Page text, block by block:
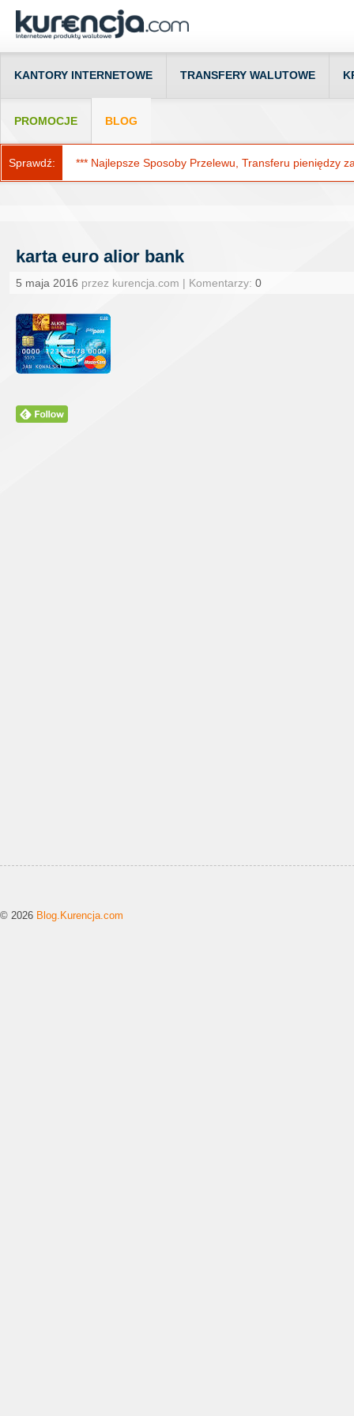
KANTORY INTERNETOWE TRANSFERY WALUTOWE
PROMOCJE BLOG
Sprawdź: *** Najlepsze Sposoby Przelewu, Transferu pieniędzy
karta euro alior bank
5 maja 2016 przez kurencja.com | Komentarzy: 0
© 2026 Blog.Kurencja.com